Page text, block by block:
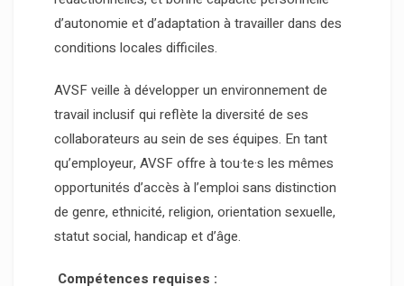
d’autonomie et d’adaptation à travailler dans des
conditions locales difficiles.
AVSF veille à développer un environnement de
travail inclusif qui reflète la diversité de ses
collaborateurs au sein de ses équipes. En tant
qu’employeur, AVSF offre à tou·te·s les mêmes
opportunités d’accès à l’emploi sans distinction
de genre, ethnicité, religion, orientation sexuelle,
statut social, handicap et d’âge.
Compétences requises :